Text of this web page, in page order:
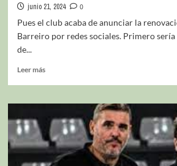
junio 21, 2024
0
Pues el club acaba de anunciar la
Barreiro por redes sociales. Primero
de...
Leer más